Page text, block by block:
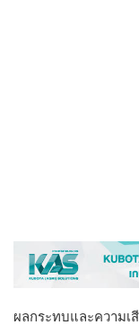
ผลกระทบและความเ